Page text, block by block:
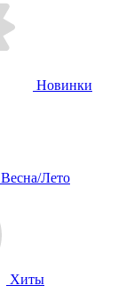
Новинки
Весна/Лето
Хиты